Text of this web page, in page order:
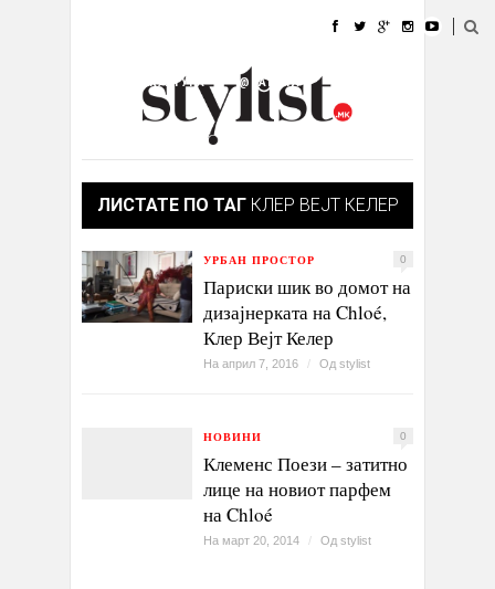
УБАВИНА
КУЛТУРА @РАБОТА
ИЗЛОГ
ЛИСТАТЕ ПО ТАГ КЛЕР ВЕЈТ КЕЛЕР
УРБАН ПРОСТОР 0
Париски шик во домот на
дизајнерката на Chloé,
Клер Вејт Келер
На април 7, 2016 / Од stylist
НОВИНИ 0
Клеменс Поези – затитно
лице на новиот парфем
на Chloé
На март 20, 2014 / Од stylist